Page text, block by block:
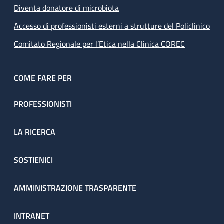
Diventa donatore di microbiota
Accesso di professionisti esterni a strutture del Policlinico
Comitato Regionale per l’Etica nella Clinica COREC
COME FARE PER
PROFESSIONISTI
LA RICERCA
SOSTIENICI
AMMINISTRAZIONE TRASPARENTE
INTRANET